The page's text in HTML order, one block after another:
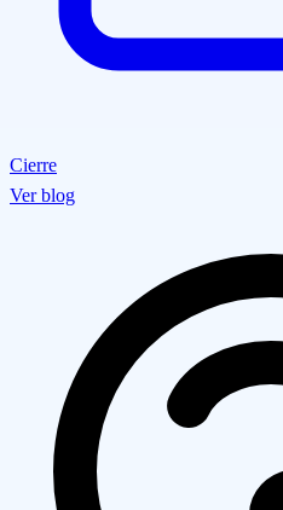
Cierre
Ver blog